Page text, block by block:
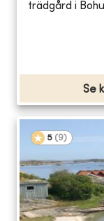
trädgård i
Se
5 (9)